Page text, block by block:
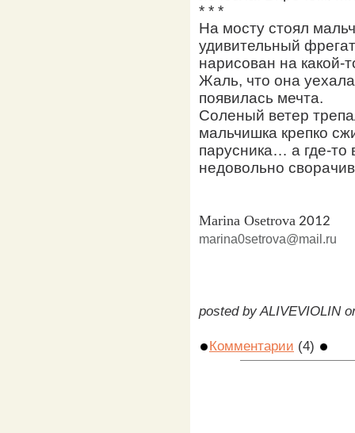
* * *
На мосту стоял
удивительный
нарисован на
Жаль, что она
появилась мечта.
Соленый ветер
мальчишка крепко
парусника… а где-то
недовольно
Marina Osetrova 2012
marina0setrova@mail.ru
posted by ALIVEVIOLIN
Комментарии (4)